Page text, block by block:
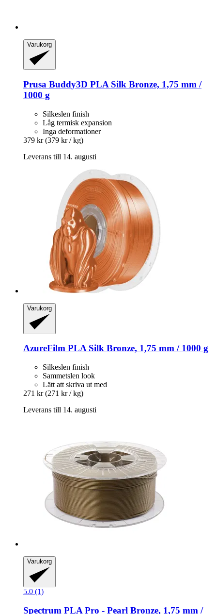
Varukorg
Prusa Buddy3D PLA Silk Bronze, 1,75 mm /
1000 g
Silkeslen finish
Låg termisk expansion
Inga deformationer
379 kr (379 kr / kg)
Leverans till 14. augusti
Varukorg
AzureFilm PLA Silk Bronze, 1,75 mm / 1000 g
Silkeslen finish
Sammetslen look
Lätt att skriva ut med
271 kr (271 kr / kg)
Leverans till 14. augusti
Varukorg
5.0 (1)
Spectrum PLA Pro -​ Pearl Bronze, 1,75 mm /